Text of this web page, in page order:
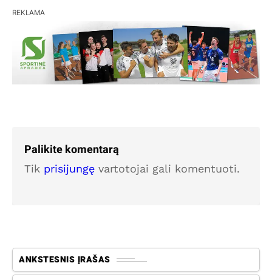
REKLAMA
Palikite komentarą
Tik prisijungę vartotojai gali komentuoti.
ANKSTESNIS ĮRAŠAS